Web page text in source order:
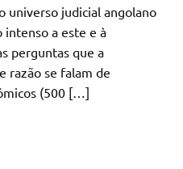
universo judicial angolano
intenso a este e à
perguntas que a
razão se falam de
(500 […]